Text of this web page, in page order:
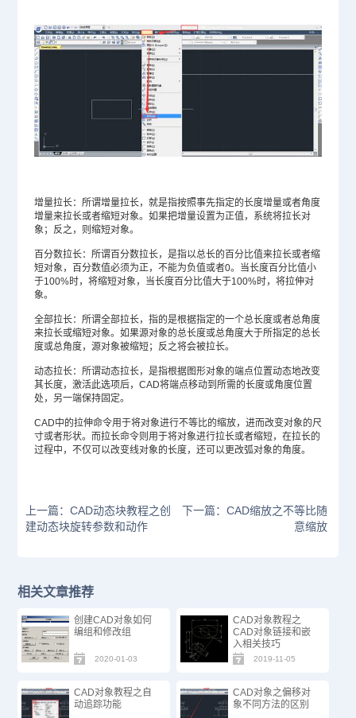
增量拉长：所谓增量拉长，就是指按照事先指定的长度增量或者角度
增量来拉长或者缩短对象。如果把增量设置为正值，系统将拉长对
象；反之，则缩短对象。
百分数拉长：所谓百分数拉长，是指以总长的百分比值来拉长或者缩
短对象，百分数值必须为正，不能为负值或者0。当长度百分比值小
于100%时，将缩短对象，当长度百分比值大于100%时，将拉伸对
象。
全部拉长：所谓全部拉长，指的是根据指定的一个总长度或者总角度
来拉长或缩短对象。如果源对象的总长度或总角度大于所指定的总长
度或总角度，源对象被缩短；反之将会被拉长。
动态拉长：所谓动态拉长，是指根据图形对象的端点位置动态地改变
其长度，激活此选项后，CAD将端点移动到所需的长度或角度位置
处，另一端保持固定。
CAD中的拉伸命令用于将对象进行不等比的缩放，进而改变对象的尺
寸或者形状。而拉长命令则用于将对象进行拉长或者缩短，在拉长的
过程中，不仅可以改变线对象的长度，还可以更改弧对象的角度。
上一篇：CAD动态块教程之创
建动态块旋转参数和动作
下一篇：CAD缩放之不等比随
意缩放
相关文章推荐
创建CAD对象如何
编组和修改组
2020-01-03
CAD对象教程之
CAD对象链接和嵌
入相关技巧
2019-11-05
CAD对象教程之自
动追踪功能
CAD对象之偏移对
象不同方法的区别